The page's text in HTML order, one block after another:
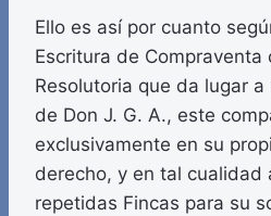
Ello es así por cuanto
Escritura de Compraventa
Resolutoria que da lugar
de Don J. G. A., este
exclusivamente en su
derecho, y en tal cualidad
repetidas Fincas para su